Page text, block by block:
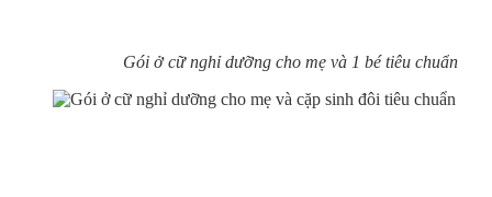
Gói ở cữ nghỉ dưỡng cho mẹ và 1 bé tiêu chuẩn